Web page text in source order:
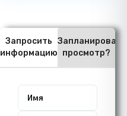
Запросить
информацию
Запланировать
просмотр?